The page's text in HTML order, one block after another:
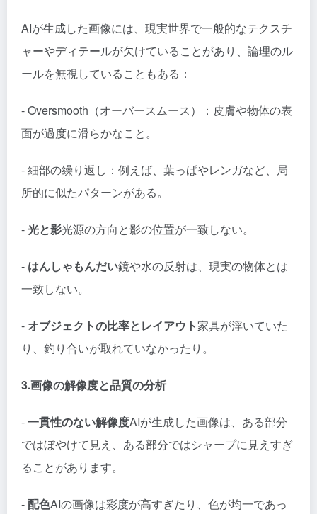
AIが生成した画像には、現実世界で一般的なテクスチ
ャーやディテールが欠けていることがあり、論理のル
ールを無視していることもある：
- Oversmooth（オーバースムース）：皮膚や物体の表
面が過度に滑らかなこと。
- 細部の繰り返し：例えば、葉っぱやレンガなど、局
所的に似たパターンがある。
-光と影光源の方向と影の位置が一致しない。
- はんしゃもんだい鏡や水の反射は、現実の物体とは
一致しない。
- オブジェクトの比率とレイアウト家具が浮いていた
り、釣り合いが取れていなかったり。
3.画像の解像度と品質の分析
-一貫性のない解像度AIが生成した画像は、ある部分
ではぼやけて見え、ある部分ではシャープに見えすぎ
ることがあります。
-配色AIの画像は彩度が高すぎたり、色が均一であっ